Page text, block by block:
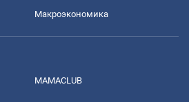
Mакроэкономика
MAMACLUB